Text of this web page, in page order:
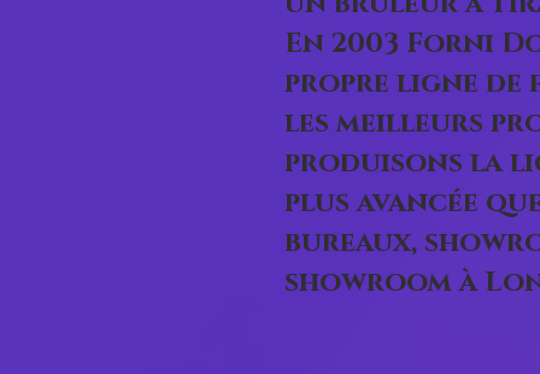
En 2003 Forni
propre ligne
les meilleurs
produisons la
plus avancée
bureaux,
showroom à